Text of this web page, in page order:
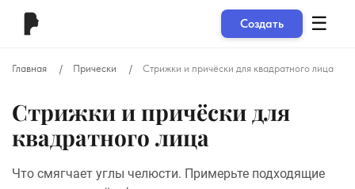
Создать ☰
Главная Прически Стрижки и причёски для квадратного лица
Стрижки и причёски для
квадратного лица
Что смягчает углы челюсти. Примерьте подходящие